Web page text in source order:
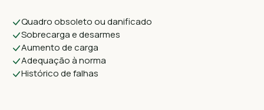
Quadro obsoleto ou danificado
Sobrecarga e desarmes
Aumento de carga
Adequação à norma
Histórico de falhas